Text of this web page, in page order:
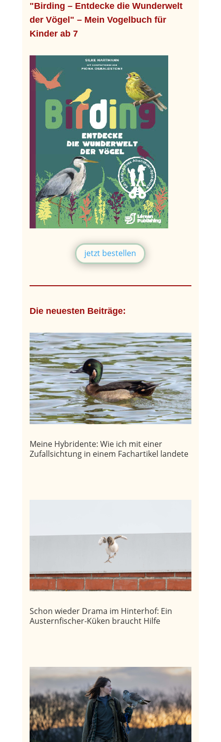
"Birding – Entdecke die Wunderwelt
der Vögel" – Mein Vogelbuch für
Kinder ab 7
jetzt bestellen
Die neuesten Beiträge:
Meine Hybridente: Wie ich mit einer
Zufallsichtung in einem Fachartikel landete
Schon wieder Drama im Hinterhof: Ein
Austernfischer-Küken braucht Hilfe